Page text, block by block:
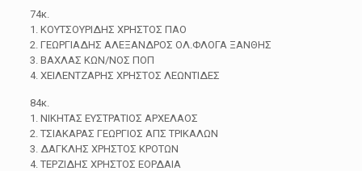
74κ.
1. ΚΟΥΤΣΟΥΡΙΔΗΣ ΧΡΗΣΤΟΣ ΠΑΟ
2. ΓΕΩΡΓΙΑΔΗΣ ΑΛΕΞΑΝΔΡΟΣ ΟΛ.ΦΛΟΓΑ ΞΑΝΘΗΣ
3. ΒΑΧΛΑΣ ΚΩΝ/ΝΟΣ ΠΟΠ
4. ΧΕΙΛΕΝΤΖΑΡΗΣ ΧΡΗΣΤΟΣ ΛΕΩΝΤΙΔΕΣ
84κ.
1. ΝΙΚΗΤΑΣ ΕΥΣΤΡΑΤΙΟΣ ΑΡΧΕΛΑΟΣ
2. ΤΣΙΑΚΑΡΑΣ ΓΕΩΡΓΙΟΣ ΑΠΣ ΤΡΙΚΑΛΩΝ
3. ΔΑΓΚΛΗΣ ΧΡΗΣΤΟΣ ΚΡΟΤΩΝ
4. ΤΕΡΖΙΔΗΣ ΧΡΗΣΤΟΣ ΕΟΡΔΑΙΑ